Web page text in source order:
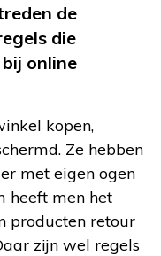
de
die
online
kopen,
Ze hebben
met eigen ogen
heeft men het
producten retour
zijn wel regels